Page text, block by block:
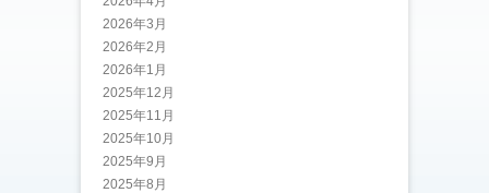
2026年3月
2026年2月
2026年1月
2025年12月
2025年11月
2025年10月
2025年9月
2025年8月